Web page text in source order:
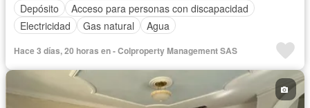
Depósito
Acceso para personas con discapacidad
Electricidad
Gas natural Agua
Hace 3 días, 20 horas en - Colproperty Management SAS